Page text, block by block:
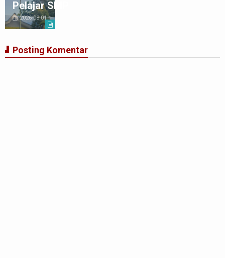
Pelajar SMP
2026-08-01
Posting Komentar